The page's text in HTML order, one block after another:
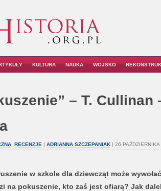
KULTURA NAUKA WOJSKO
– T. Cullinan
, RECENZJE | ADRIANNA SZCZEPANIAK| 26 PAŹDZIERNIKA
w szkole dla dziewcząt może
na pokuszenie, kto zaś jest ofiarą? Jak